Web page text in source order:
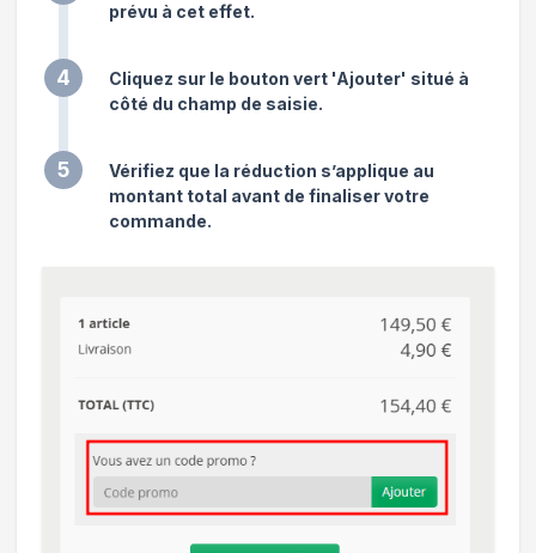
prévu à cet effet.
4
Cliquez sur le bouton vert 'Ajouter' situé à
côté du champ de saisie.
5
Vérifiez que la réduction s’applique au
montant total avant de finaliser votre
commande.